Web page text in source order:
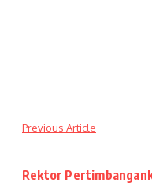
Previous Article
Rektor